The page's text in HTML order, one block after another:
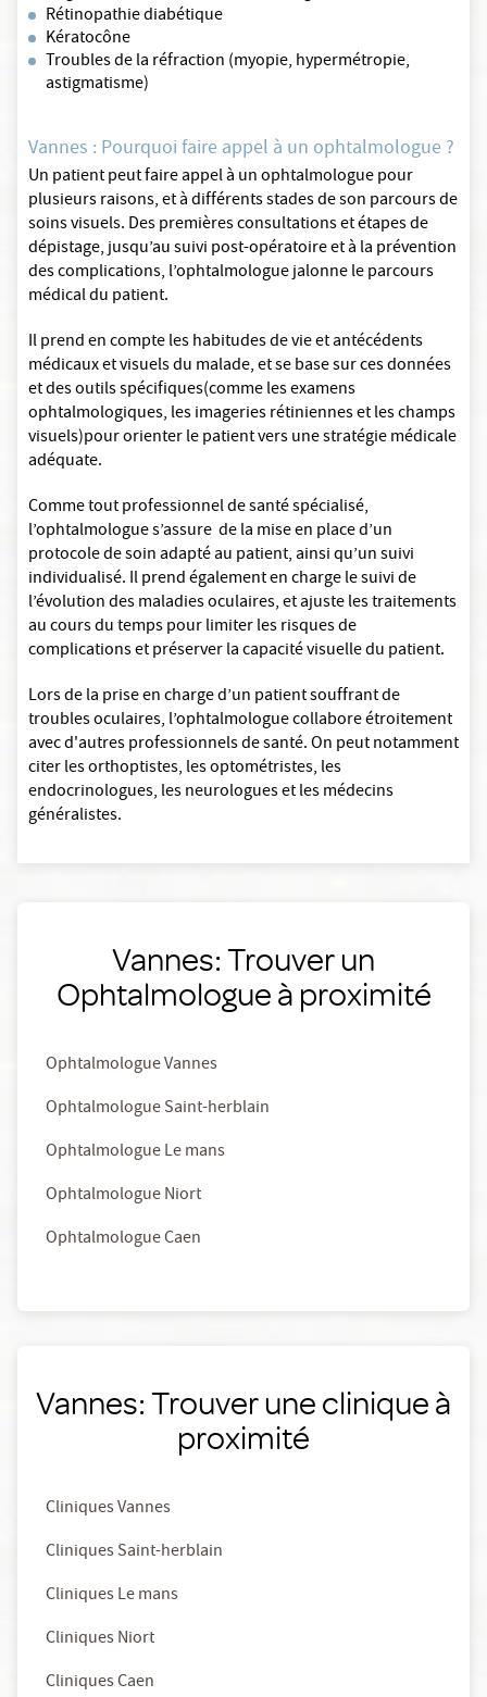
Rétinopathie diabétique
Kératocône
Troubles de la réfraction (myopie, hypermétropie,
astigmatisme)
Vannes : Pourquoi faire appel à un ophtalmologue ?
Un patient peut faire appel à un ophtalmologue pour
plusieurs raisons, et à différents stades de son parcours de
soins visuels. Des premières consultations et étapes de
dépistage, jusqu’au suivi post-opératoire et à la prévention
des complications, l’ophtalmologue jalonne le parcours
médical du patient.
Il prend en compte les habitudes de vie et antécédents
médicaux et visuels du malade, et se base sur ces données
et des outils spécifiques(comme les examens
ophtalmologiques, les imageries rétiniennes et les champs
visuels)pour orienter le patient vers une stratégie médicale
adéquate.
Comme tout professionnel de santé spécialisé,
l’ophtalmologue s’assure de la mise en place d’un
protocole de soin adapté au patient, ainsi qu’un suivi
individualisé. Il prend également en charge le suivi de
l’évolution des maladies oculaires, et ajuste les traitements
au cours du temps pour limiter les risques de
complications et préserver la capacité visuelle du patient.
Lors de la prise en charge d’un patient souffrant de
troubles oculaires, l’ophtalmologue collabore étroitement
avec d'autres professionnels de santé. On peut notamment
citer les orthoptistes, les optométristes, les
endocrinologues, les neurologues et les médecins
généralistes.
Vannes: Trouver un
Ophtalmologue à proximité
Ophtalmologue Vannes
Ophtalmologue Saint-herblain
Ophtalmologue Le mans
Ophtalmologue Niort
Ophtalmologue Caen
Vannes: Trouver une clinique à
proximité
Cliniques Vannes
Cliniques Saint-herblain
Cliniques Le mans
Cliniques Niort
Cliniques Caen